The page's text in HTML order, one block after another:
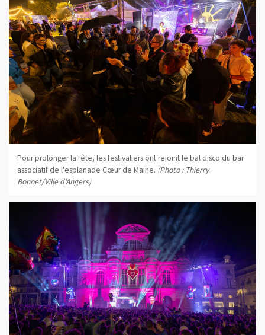
Pour prolonger la fête, les festivaliers ont rejoint le bal disco du bar
associatif de l'esplanade Cœur de Maine. (Photo : Thierry
Bonnet/Ville d'Angers)